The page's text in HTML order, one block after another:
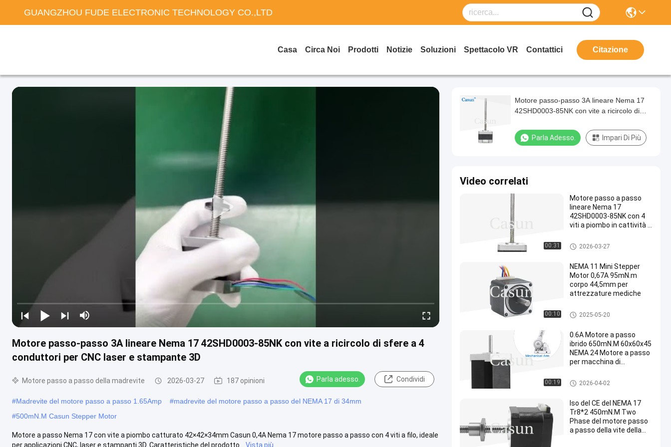
GUANGZHOU FUDE ELECTRONIC TECHNOLOGY CO.,LTD
Casa Circa Noi Prodotti Notizie Soluzioni Spettacolo VR Contattici Citazione
Motore passo-passo 3A lineare Nema 17 42SHD0003-85NK con vite a ricircolo di sfere a 4
conduttori per CNC laser e stampante 3D
Motore passo a passo della madrevite 2026-03-27 187 opinioni Parla adesso. Condividi
#Madrevite del motore passo a passo 1.65Amp #madrevite del motore passo a passo del NEMA 17 di 34mm
#500mN.M Casun Stepper Motor
Motore a passo Nema 17 con vite a piombo catturato 42×42×34mm Casun 0,4A Nema 17 motore passo a passo con 4 viti a filo, ideale
per applicazioni CNC, laser e stampanti 3D. Caratteristiche del prodotto...
Vista più
Motore passo-passo 3A lineare Nema 17
42SHD0003-85NK con vite a ricircolo di
stampante 3D
Parla Adesso. Impari Di Più
Video correlati
00:31
Motore passo a passo
lineare Nema 17
42SHD0003-85NK con 4
viti a piombo in cattività a
stampanti 3D
Motore passo a passo del NE
MA 17 con la madrevite
2026-03-27
00:10
NEMA 11 Mini Stepper
Motor 0,67A 95mN.m
corpo 44,5mm per
attrezzature mediche
motore passo a passo del NE
MA 11
2025-05-20
00:19
0.6A Motore a passo
ibrido 650mN.M 60x60x45
NEMA 24 Motore a passo
per macchina di
Motore passo a passo del NE
MA 24
2026-04-02
Iso del CE del NEMA 17
Tr8*2 450mN.M Two
Phase del motore passo
a passo della vite della